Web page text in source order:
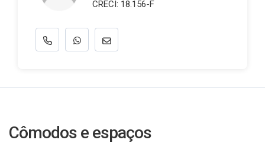
CRECI: 18.156-F
Cômodos e espaços